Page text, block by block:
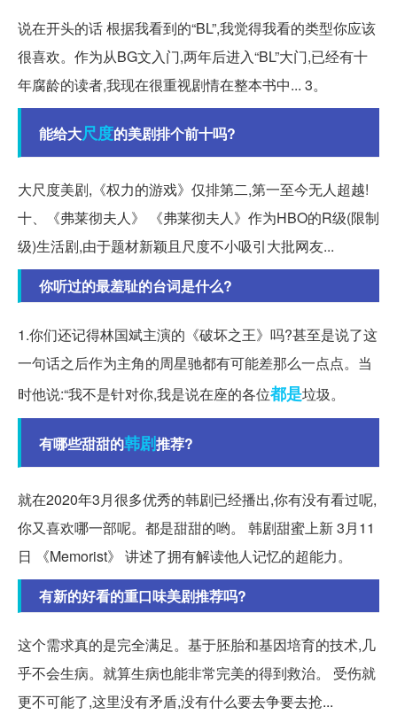
说在开头的话 根据我看到的“BL”,我觉得我看的类型你应该
很喜欢。作为从BG文入门,两年后进入“BL”大门,已经有十
年腐龄的读者,我现在很重视剧情在整本书中... 3。
能给大尺度的美剧排个前十吗?
大尺度美剧,《权力的游戏》仅排第二,第一至今无人超越!
十、《弗莱彻夫人》 《弗莱彻夫人》作为HBO的R级(限制
级)生活剧,由于题材新颖且尺度不小吸引大批网友...
你听过的最羞耻的台词是什么?
1.你们还记得林国斌主演的《破坏之王》吗?甚至是说了这
一句话之后作为主角的周星驰都有可能差那么一点点。当
时他说:“我不是针对你,我是说在座的各位都是垃圾。
有哪些甜甜的韩剧推荐?
就在2020年3月很多优秀的韩剧已经播出,你有没有看过呢,
你又喜欢哪一部呢。都是甜甜的哟。 韩剧甜蜜上新 3月11
日 《Memorist》 讲述了拥有解读他人记忆的超能力。
有新的好看的重口味美剧推荐吗?
这个需求真的是完全满足。基于胚胎和基因培育的技术,几
乎不会生病。就算生病也能非常完美的得到救治。 受伤就
更不可能了,这里没有矛盾,没有什么要去争要去抢...